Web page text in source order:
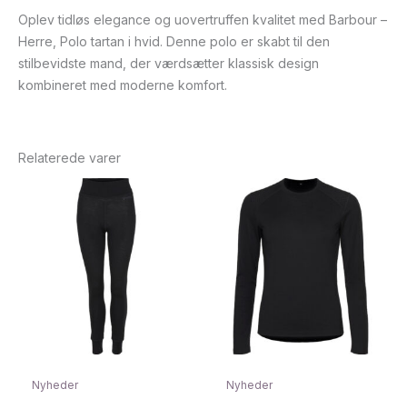
Oplev tidløs elegance og uovertruffen kvalitet med Barbour –
Herre, Polo tartan i hvid. Denne polo er skabt til den
stilbevidste mand, der værdsætter klassisk design
kombineret med moderne komfort.
Relaterede varer
Nyheder Nyheder